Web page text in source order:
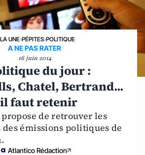
UNE›PÉPITES›POLITIQUE
A NE PAS RATER
16 juin 2014
du jour :
Chatel, Bertrand...
faut retenir
de retrouver les
émissions politiques de
Atlantico Rédaction